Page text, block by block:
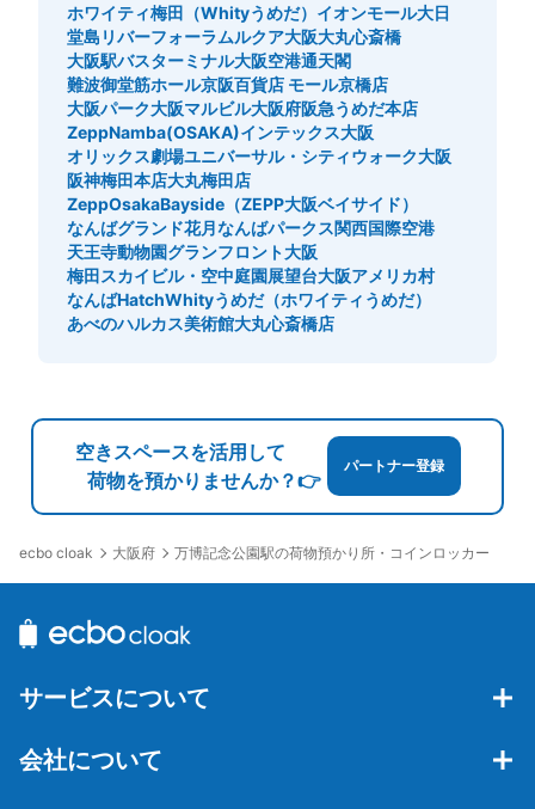
ホワイティ梅田（Whityうめだ） イオンモール大日
堂島リバーフォーラムルクア大阪大丸心斎橋
大阪駅バスターミナル大阪空港通天閣
難波御堂筋ホール京阪百貨店 モール京橋店
大阪パーク大阪マルビル大阪府阪急うめだ本店
ZeppNamba(OSAKA)インテックス大阪
オリックス劇場ユニバーサル・シティウォーク大阪
阪神梅田本店大丸梅田店
ZeppOsakaBayside（ZEPP大阪ベイサイド）
なんばグランド花月なんばパークス関西国際空港
天王寺動物園グランフロント大阪
梅田スカイビル・空中庭園展望台大阪アメリカ村
なんばHatchWhityうめだ（ホワイティうめだ）
あべのハルカス美術館大丸心斎橋店
空きスペースを活用して
荷物を預かりませんか？👉
パートナー登録
ecbo cloak 大阪府 万博記念公園駅の荷物預かり所・コインロッカー
サービスについて
会社について